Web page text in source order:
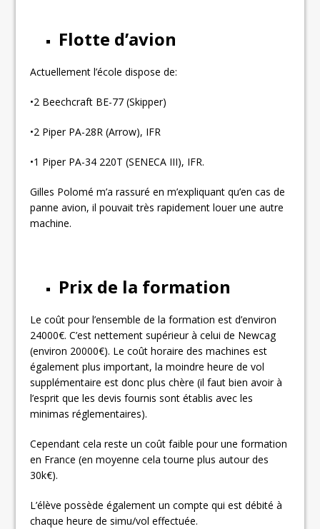
Flotte d’avion
Actuellement l’école dispose de:
•2 Beechcraft BE-77 (Skipper)
•2 Piper PA-28R (Arrow), IFR
•1 Piper PA-34 220T (SENECA III), IFR.
Gilles Polomé m’a rassuré en m’expliquant qu’en cas de
panne avion, il pouvait très rapidement louer une autre
machine.
Prix de la formation
Le coût pour l’ensemble de la formation est d’environ
24000€. C’est nettement supérieur à celui de Newcag
(environ 20000€). Le coût horaire des machines est
également plus important, la moindre heure de vol
supplémentaire est donc plus chère (il faut bien avoir à
l’esprit que les devis fournis sont établis avec les
minimas réglementaires).
Cependant cela reste un coût faible pour une formation
en France (en moyenne cela tourne plus autour des
30k€).
L’élève possède également un compte qui est débité à
chaque heure de simu/vol effectuée.